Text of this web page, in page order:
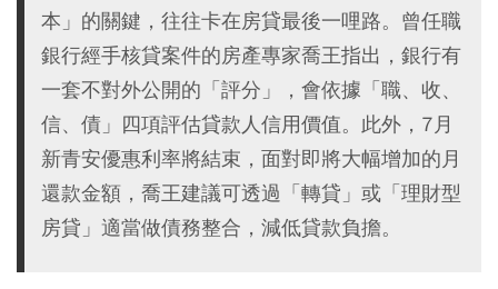
本」的關鍵，往往卡在房貸最後一哩路。曾任職
銀行經手核貸案件的房產專家喬王指出，銀行有
一套不對外公開的「評分」，會依據「職、收、
信、債」四項評估貸款人信用價值。此外，7月
新青安優惠利率將結束，面對即將大幅增加的月
還款金額，喬王建議可透過「轉貸」或「理財型
房貸」適當做債務整合，減低貸款負擔。